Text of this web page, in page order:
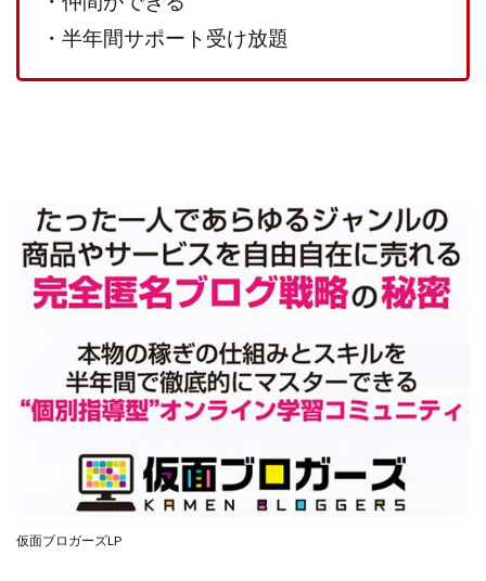
・半年間サポート受け放題
仮面ブロガーズLP